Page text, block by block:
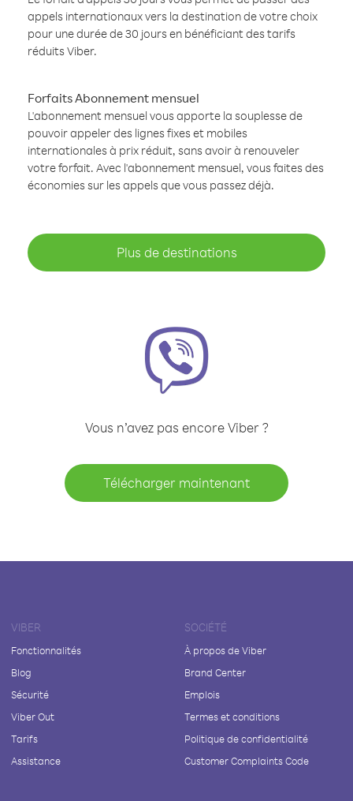
appels internationaux vers la destination de votre choix
pour une durée de 30 jours en bénéficiant des tarifs
réduits Viber.
Forfaits Abonnement mensuel
L'abonnement mensuel vous apporte la souplesse de
pouvoir appeler des lignes fixes et mobiles
internationales à prix réduit, sans avoir à renouveler
votre forfait. Avec l'abonnement mensuel, vous faites des
économies sur les appels que vous passez déjà.
Plus de destinations
Vous n’avez pas encore Viber ?
Télécharger maintenant
VIBER
Fonctionnalités
Blog
Sécurité
Viber Out
Tarifs
Assistance
SOCIÉTÉ
À propos de Viber
Brand Center
Emplois
Termes et conditions
Politique de confidentialité
Customer Complaints Code